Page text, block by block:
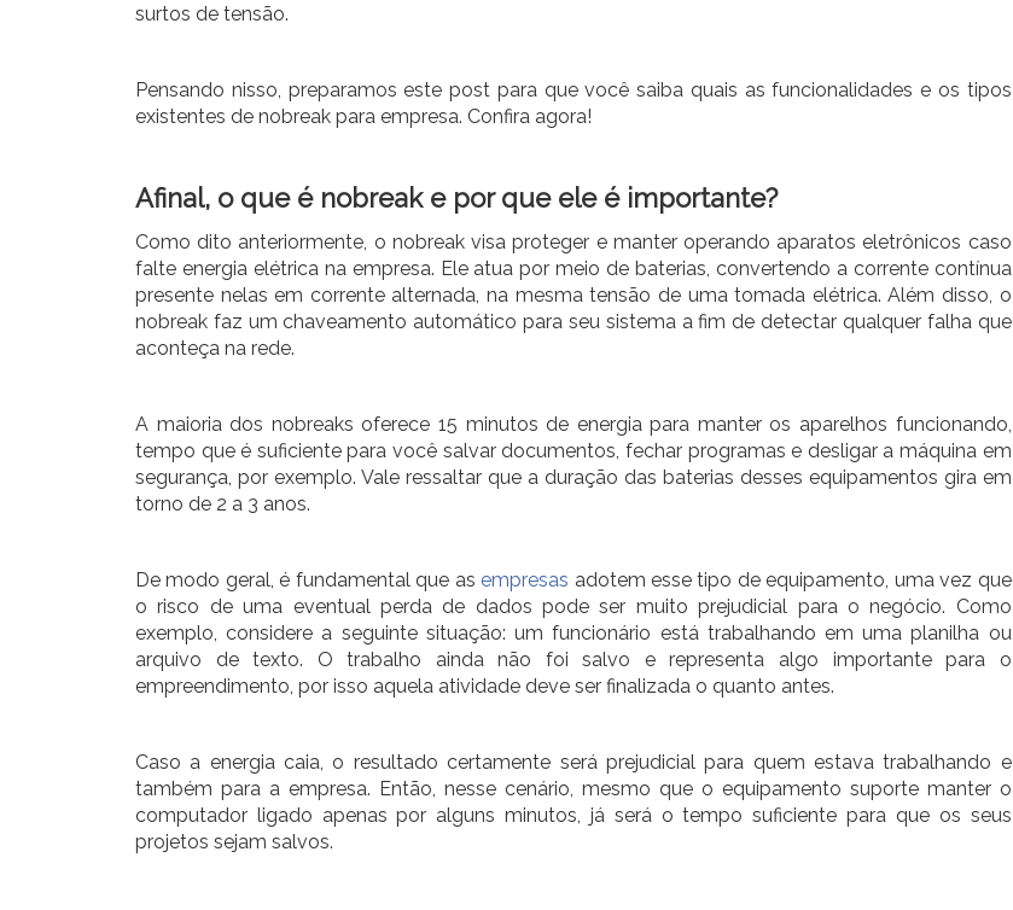
surtos de tensão.
Pensando nisso, preparamos este post para que você saiba quais as funcionalidades e os tipos
existentes de nobreak para empresa. Confira agora!
Afinal, o que é nobreak e por que ele é importante?
Como dito anteriormente, o nobreak visa proteger e manter operando aparatos eletrônicos caso
falte energia elétrica na empresa. Ele atua por meio de baterias, convertendo a corrente contínua
presente nelas em corrente alternada, na mesma tensão de uma tomada elétrica. Além disso, o
nobreak faz um chaveamento automático para seu sistema a fim de detectar qualquer falha que
aconteça na rede.
A maioria dos nobreaks oferece 15 minutos de energia para manter os aparelhos funcionando,
tempo que é suficiente para você salvar documentos, fechar programas e desligar a máquina em
segurança, por exemplo. Vale ressaltar que a duração das baterias desses equipamentos gira em
torno de 2 a 3 anos.
De modo geral, é fundamental que as empresas adotem esse tipo de equipamento, uma vez que
o risco de uma eventual perda de dados pode ser muito prejudicial para o negócio. Como
exemplo, considere a seguinte situação: um funcionário está trabalhando em uma planilha ou
arquivo de texto. O trabalho ainda não foi salvo e representa algo importante para o
empreendimento, por isso aquela atividade deve ser finalizada o quanto antes.
Caso a energia caia, o resultado certamente será prejudicial para quem estava trabalhando e
também para a empresa. Então, nesse cenário, mesmo que o equipamento suporte manter o
computador ligado apenas por alguns minutos, já será o tempo suficiente para que os seus
projetos sejam salvos.